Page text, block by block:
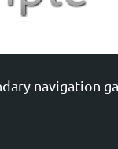
navigation